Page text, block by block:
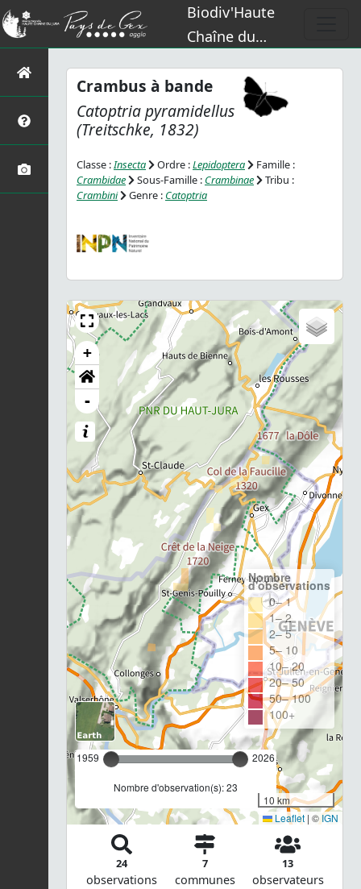
Biodiv'Haute
Chaîne du
Crambus à bande
Catoptria pyramidellus
(Treitschke, 1832)
Classe :Insecta Ordre :Lepidoptera
Famille :
Crambidae
Sous-Famille : Crambinae
Tribu :
Crambini
Genre : Catoptria
+
-
1959 2026
Nombre d'observation(s): 23
Nombre
d'observations
0– 1
1– 2
2– 5
5– 10
10– 20
20– 50
50– 100
100+
10 km
Leaflet | ©IGN
24
observations
7
communes
13
observateurs